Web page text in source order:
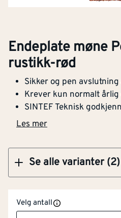
Endeplate møne
rustikk-rød
Sikker og pen
Krever kun normalt
SINTEF Teknisk
Les mer
Se alle varianter (2)
Endeplate møne
Velg antall